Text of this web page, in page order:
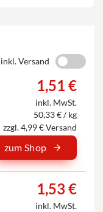
Versand
1,51 €
inkl. MwSt.
50,33 € / kg
zzgl. 4,99 € Versand
zum Shop
1,53 €
inkl. MwSt.